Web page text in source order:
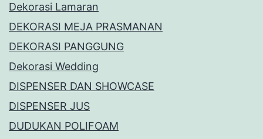
Dekorasi Lamaran
DEKORASI MEJA PRASMANAN
DEKORASI PANGGUNG
Dekorasi Wedding
DISPENSER DAN SHOWCASE
DISPENSER JUS
DUDUKAN POLIFOAM